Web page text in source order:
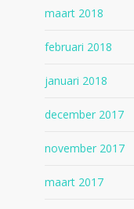
maart 2018
februari 2018
januari 2018
december 2017
november 2017
maart 2017